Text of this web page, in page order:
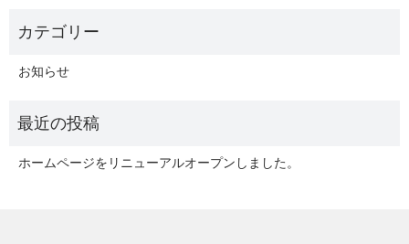
お知らせ
ホームページをリニューアルオープンしました。